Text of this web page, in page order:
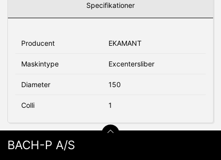
Specifikationer
Producent EKAMANT
Maskintype Excentersliber
Diameter 150
Colli 1
BACH-P A/S